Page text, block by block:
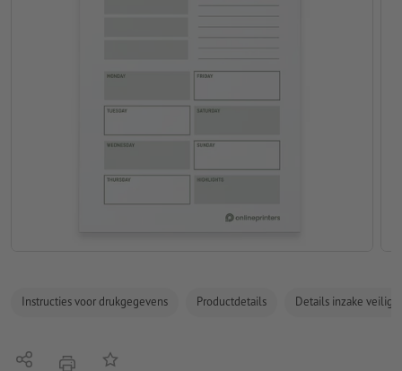
Instructies voor drukgegevens Productdetails Details inzake
Delen afdrukkenOp de lijst